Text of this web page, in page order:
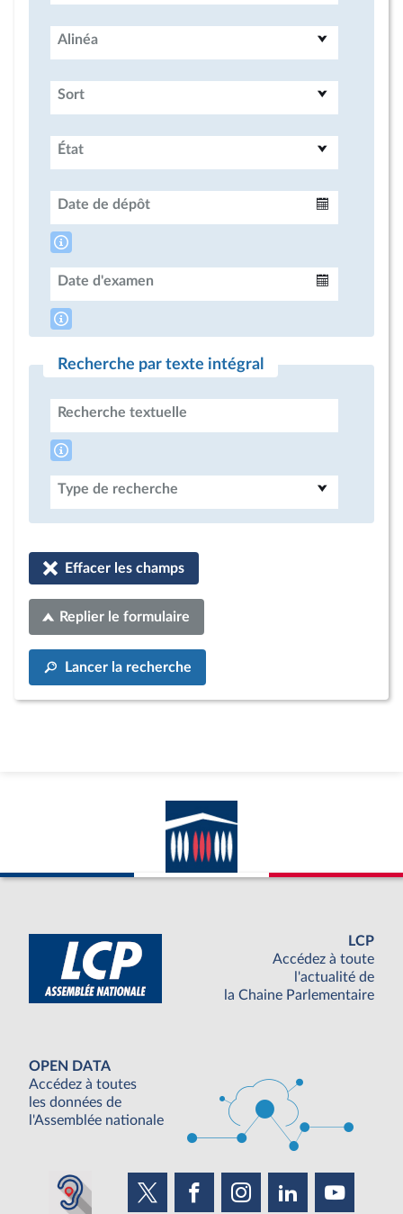
Alinéa
Sort
État
Date de dépôt
Date d'examen
Recherche par texte intégral
Recherche textuelle
Type de recherche
Effacer les champs
Replier le formulaire
Lancer la recherche
LCP
Accédez à toute
l'actualité de
la Chaine Parlementaire
OPEN DATA
Accédez à toutes
les données de
l'Assemblée nationale